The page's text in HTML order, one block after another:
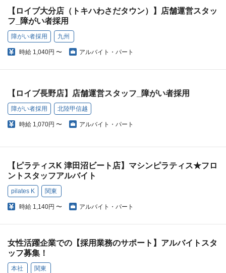
【ロイブ大分店（トキハわさだタウン）】店舗運営スタッ
フ_障がい者採用
障がい者採用 九州
時給 1,040円 〜 アルバイト・パート
【ロイブ長野店】店舗運営スタッフ_障がい者採用
障がい者採用 北陸甲信越
時給 1,070円 〜 アルバイト・パート
【ピラティスK 津田沼ビート店】マシンピラティス★フロ
ントスタッフアルバイト
pilates K 関東
時給 1,140円 〜 アルバイト・パート
女性活躍企業での【採用業務のサポート】アルバイトスタ
ッフ募集！
本社 関東